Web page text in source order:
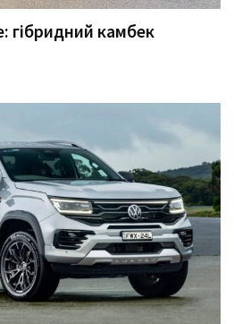
гібридний камбек